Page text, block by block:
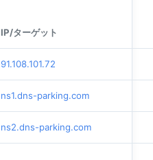
IP/ターゲット
91.108.101.72
ns1.dns-parking.com
ns2.dns-parking.com